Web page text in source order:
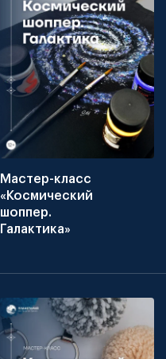
Мастер-класс
«Космический
шоппер.
Галактика»